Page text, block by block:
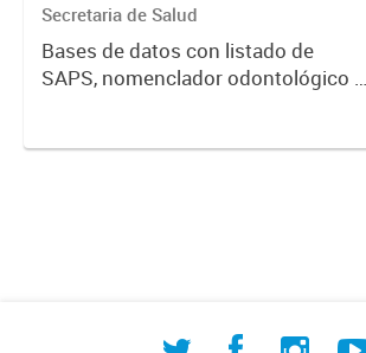
Secretaria de Salud
Bases de datos con listado de
SAPS, nomenclador odontológico y